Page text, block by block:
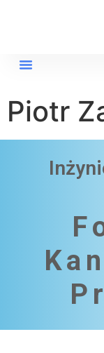
Piotr